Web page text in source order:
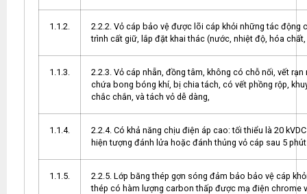
1.1.2.
2.2.2. Vỏ cáp bảo vệ được lõi cáp khỏi những tác
trình cất giữ, lắp đặt khai thác (nước, nhiệt độ, hóa
1.1.3.
2.2.3. Vỏ cáp nhẵn, đồng tâm, không có chỗ nối, vết
chứa bong bóng khí, bị chia tách, có vết phồng rộp,
chắc chắn, và tách vỏ dễ dàng,
1.1.4.
2.2.4. Có khả năng chịu điện áp cao: tối thiểu là 20
hiện tượng đánh lửa hoặc đánh thủng vỏ cáp sau 5
1.1.5.
2.2.5. Lớp băng thép gợn sóng đảm bảo bảo vệ cáp
thép có hàm lượng carbon thấp được mạ điện chrome